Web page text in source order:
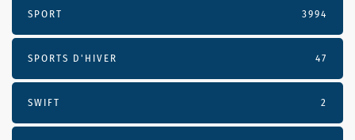
SPORT 3994
SPORTS D'HIVER 47
SWIFT 2